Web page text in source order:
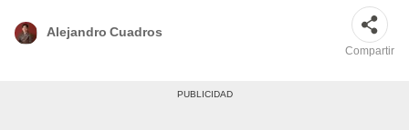
Alejandro Cuadros
Compartir